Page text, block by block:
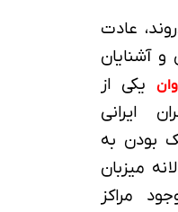
عادت
آشنایان
یکی از
ایرانی
بودن به
میزبان
مراکز